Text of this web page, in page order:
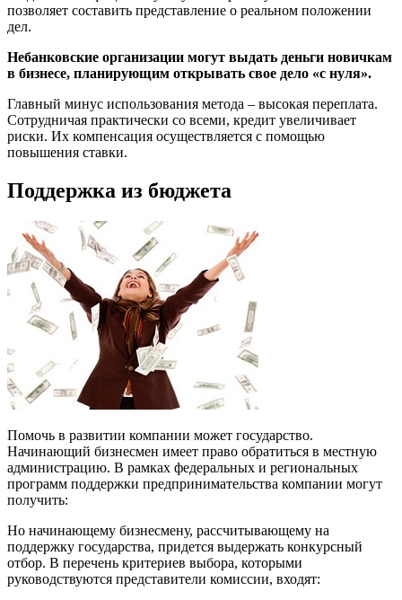
позволяет составить представление о реальном положении
дел.
Небанковские организации могут выдать деньги новичкам
в бизнесе, планирующим открывать свое дело «с нуля».
Главный минус использования метода – высокая переплата.
Сотрудничая практически со всеми, кредит увеличивает
риски. Их компенсация осуществляется с помощью
повышения ставки.
Поддержка из бюджета
Помочь в развитии компании может государство.
Начинающий бизнесмен имеет право обратиться в местную
администрацию. В рамках федеральных и региональных
программ поддержки предпринимательства компании могут
получить:
Но начинающему бизнесмену, рассчитывающему на
поддержку государства, придется выдержать конкурсный
отбор. В перечень критериев выбора, которыми
руководствуются представители комиссии, входят: